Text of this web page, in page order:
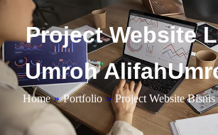
Project Website
Umroh
Home » Portfolio » Project Website